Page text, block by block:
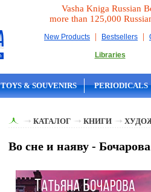
Vasha Kniga Russian
more than 125,000
New Products | Bestsellers |
Libraries
TOYS & SOUVENIRS PERIODICALS
КАТАЛОГ КНИГИ
Во сне и наяву -